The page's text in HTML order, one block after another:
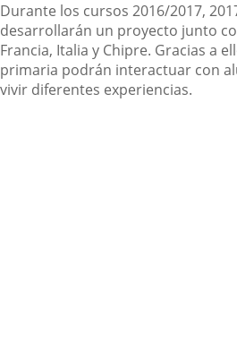
Durante los cursos 2016/2017,
desarrollarán un proyecto junto
Francia, Italia y Chipre. Gracias a
primaria podrán interactuar con
vivir diferentes experiencias.